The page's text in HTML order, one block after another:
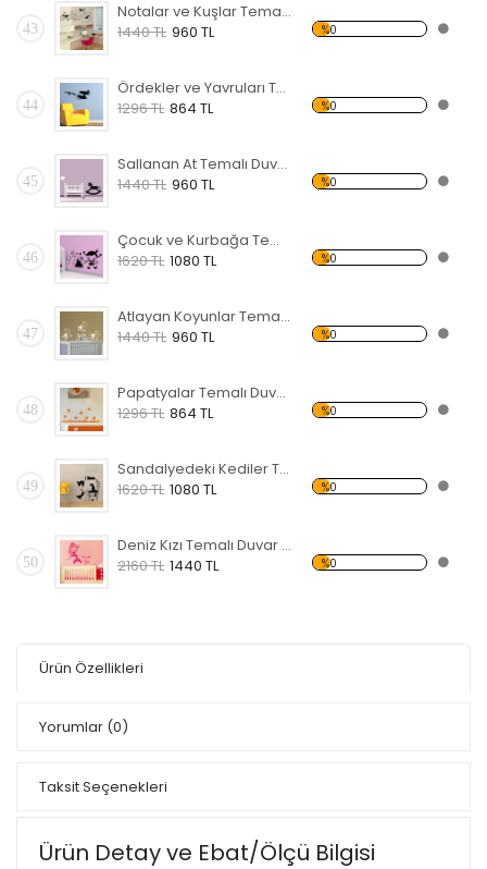
43
Notalar ve Kuşlar Temalı Duvar Sticker
1440 TL 960 TL %0
44
Ördekler ve Yavruları Temalı Duvar Sticker
1296 TL 864 TL %0
45
Sallanan At Temalı Duvar Sticker
1440 TL 960 TL %0
46
Çocuk ve Kurbağa Temalı Duvar Sticker
1620 TL 1080 TL %0
47
Atlayan Koyunlar Temalı Duvar Sticker
1440 TL 960 TL %0
48
Papatyalar Temalı Duvar Sticker
1296 TL 864 TL %0
49
Sandalyedeki Kediler Temalı Duvar Sticker
1620 TL 1080 TL %0
50
Deniz Kızı Temalı Duvar Sticker
2160 TL 1440 TL %0
Ürün Özellikleri
Yorumlar (0)
Taksit Seçenekleri
Ürün Detay ve Ebat/Ölçü Bilgisi